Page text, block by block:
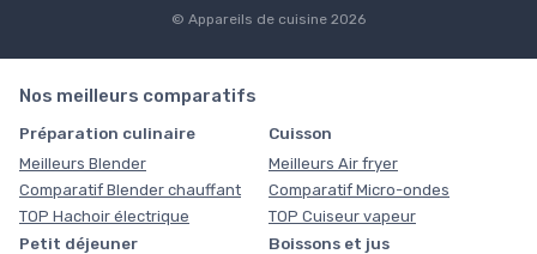
© Appareils de cuisine 2026
Nos meilleurs comparatifs
Préparation culinaire
Meilleurs Blender
Comparatif Blender chauffant
TOP Hachoir électrique
Cuisson
Meilleurs Air fryer
Comparatif Micro-ondes
TOP Cuiseur vapeur
Petit déjeuner Boissons et jus